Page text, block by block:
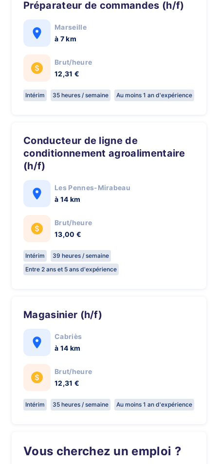
Préparateur de commandes (h/f)
Marseille
à 7 km
Brut/heure
12,31 €
Intérim 35 heures / semaine Au moins 1 an d'expérience
Conducteur de ligne de
conditionnement agroalimentaire
(h/f)
Les Pennes-Mirabeau
à 14 km
Brut/heure
13,00 €
Intérim
39 heures / semaine
Entre 2 ans et 5 ans d'expérience
Magasinier (h/f)
Cabriès
à 14 km
Brut/heure
12,31 €
Intérim 35 heures / semaine Au moins 1 an d'expérience
Vous cherchez un emploi ?